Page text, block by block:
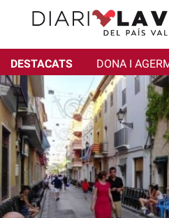
DESTACATS DONA I